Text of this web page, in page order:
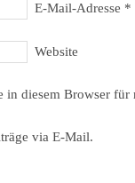
E-Mail-Adresse *
Website
in diesem Browser
via E-Mail.